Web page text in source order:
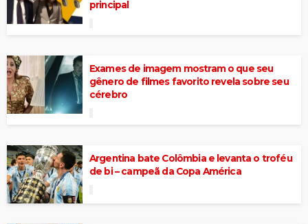
principal
Exames de imagem mostram o que seu
gênero de filmes favorito revela sobre seu
cérebro
Argentina bate Colômbia e levanta o troféu
de bi – campeã da Copa América